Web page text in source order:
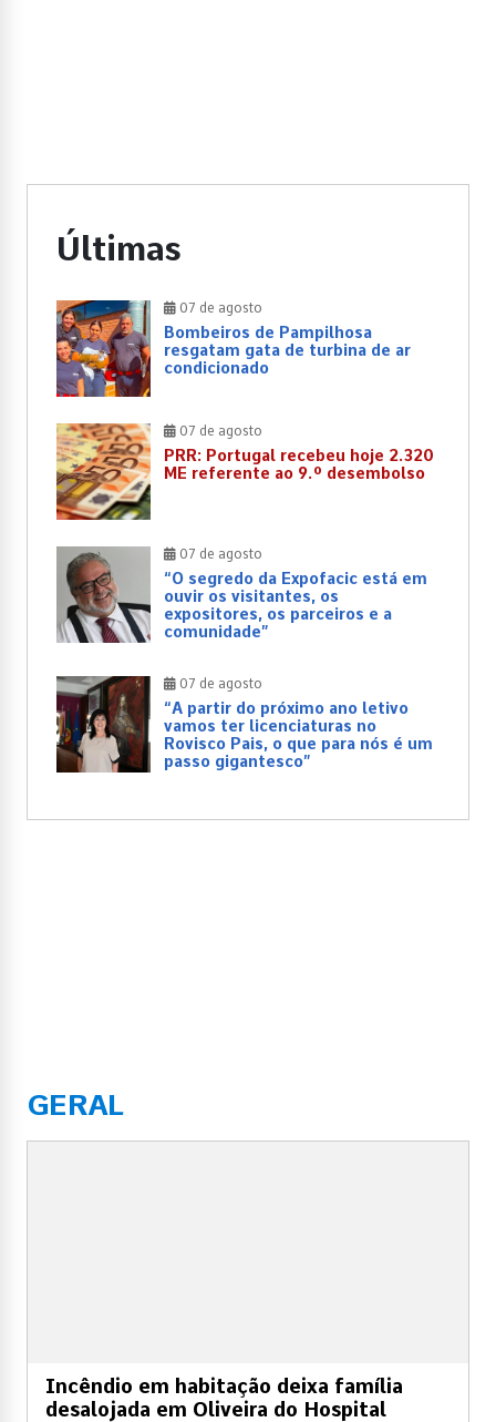
Últimas
07 de agosto
Bombeiros de Pampilhosa
resgatam gata de turbina de ar
condicionado
07 de agosto
PRR: Portugal recebeu hoje 2.320
ME referente ao 9.º desembolso
07 de agosto
“O segredo da Expofacic está em
ouvir os visitantes, os
expositores, os parceiros e a
comunidade”
07 de agosto
“A partir do próximo ano letivo
vamos ter licenciaturas no
Rovisco Pais, o que para nós é um
passo gigantesco”
GERAL
Incêndio em habitação deixa família
desalojada em Oliveira do Hospital